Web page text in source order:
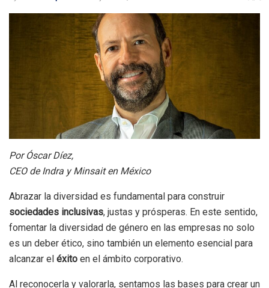
Por Óscar Díez,
CEO de Indra y Minsait en México
Abrazar la diversidad es fundamental para construir
sociedades inclusivas, justas y prósperas. En este sentido,
fomentar la diversidad de género en las empresas no solo
es un deber ético, sino también un elemento esencial para
alcanzar el éxito en el ámbito corporativo.
Al reconocerla y valorarla, sentamos las bases para crear un